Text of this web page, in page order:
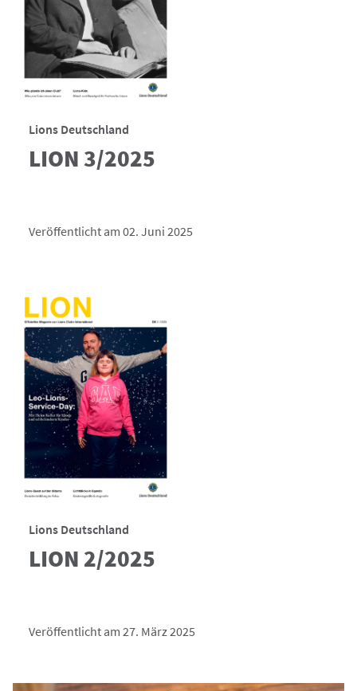
Lions Deutschland
LION 3/2025
Veröffentlicht am 02. Juni 2025
Lions Deutschland
LION 2/2025
Veröffentlicht am 27. März 2025